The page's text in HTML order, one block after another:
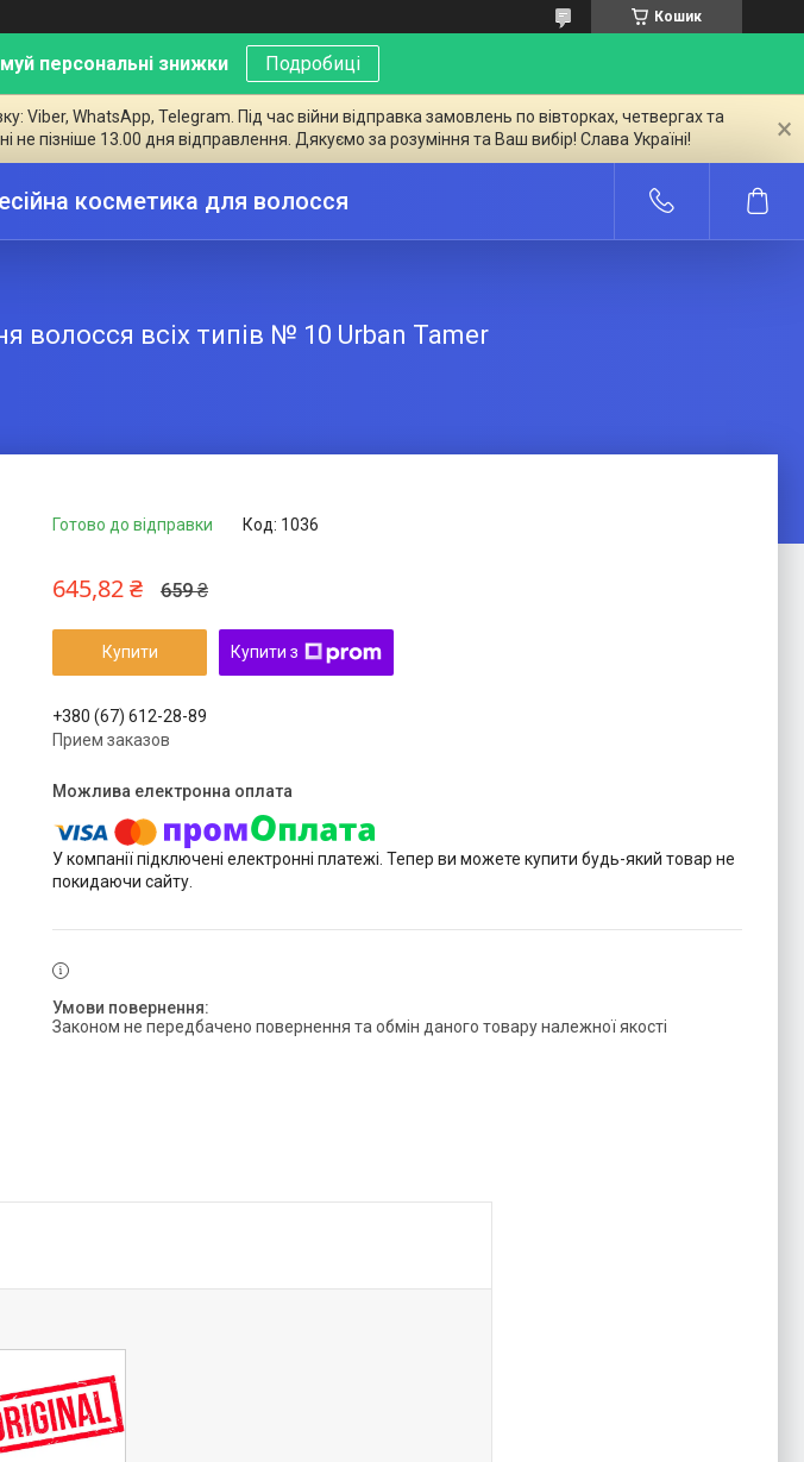
Кошик
персональні знижки Подробиці
WhatsApp, Telegram. Під час війни відправка замовлень по вівторках, четвергах та
не пізніше 13.00 дня відправлення. Дякуємо за розуміння та Ваш вибір! Слава Україні!
косметика для волосся
волосся всіх типів № 10 Urban Tamer
Готово до відправки Код: 1036
659 ₴
645,82 ₴
Купити Купити з
+380 (67) 612-28-89
Прием заказов
У компанії підключені електронні платежі. Тепер ви можете купити будь-який товар не
покидаючи сайту.
Законом не передбачено повернення та обмін даного товару належної якості